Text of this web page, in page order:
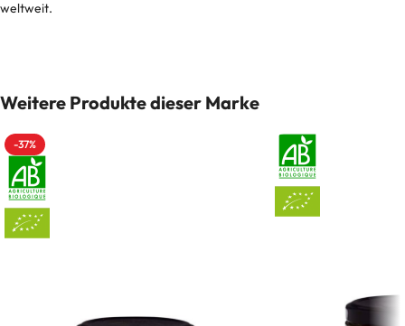
weltweit.
Weitere Produkte dieser Marke
-37%